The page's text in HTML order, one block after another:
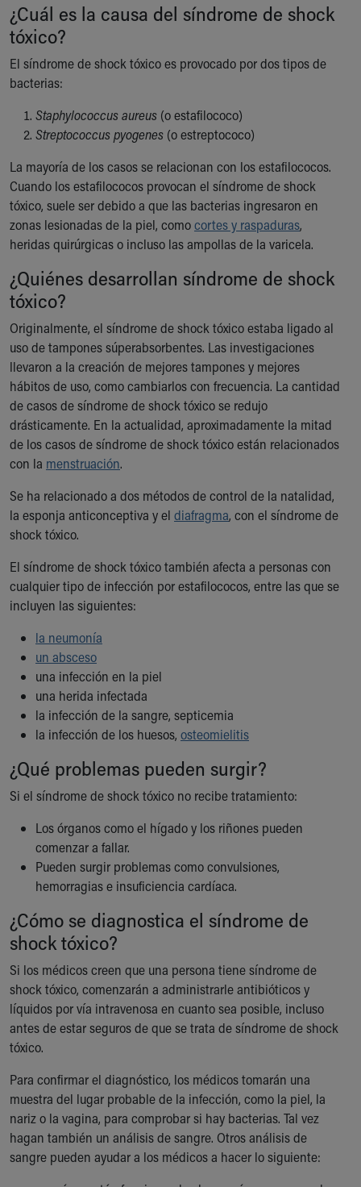
Your Visit
MyChart Telehealth Visits
Directions
Doggie Brigade
During Your Visit
Financial Services
Rest Accommodations
Visiting
Gift Shop
Department of Public Safety
Health Info
Health Information
Healthy Info, Healthy Kids
KidsHealth Topics
Family Library
Educational Resources
Injury Prevention
Medical Records
Symptom Checker
Skip to main content
¿Cuál es la causa del síndrome de shock
tóxico?
El síndrome de shock tóxico es provocado por dos tipos de
bacterias:
Staphylococcus aureus (o estafilococo)
Streptococcus pyogenes (o estreptococo)
La mayoría de los casos se relacionan con los estafilococos.
Cuando los estafilococos provocan el síndrome de shock
tóxico, suele ser debido a que las bacterias ingresaron en
zonas lesionadas de la piel, comocortes y raspaduras,
heridas quirúrgicas o incluso las ampollas de la varicela.
¿Quiénes desarrollan síndrome de shock
tóxico?
Originalmente, el síndrome de shock tóxico estaba ligado al
uso de tampones súperabsorbentes. Las investigaciones
llevaron a la creación de mejores tampones y mejores
hábitos de uso, como cambiarlos con frecuencia. La cantidad
de casos de síndrome de shock tóxico se redujo
drásticamente. En la actualidad, aproximadamente la mitad
de los casos de síndrome de shock tóxico están relacionados
con la menstruación.
Se ha relacionado a dos métodos de control de la natalidad,
la esponja anticonceptiva y el diafragma, con el síndrome de
shock tóxico.
El síndrome de shock tóxico también afecta a personas con
cualquier tipo de infección por estafilococos, entre las que se
incluyen las siguientes:
la neumonía
un absceso
una infección en la piel
una herida infectada
la infección de la sangre, septicemia
la infección de los huesos, osteomielitis
¿Qué problemas pueden surgir?
Si el síndrome de shock tóxico no recibe tratamiento:
Los órganos como el hígado y los riñones pueden
comenzar a fallar.
Pueden surgir problemas como convulsiones,
hemorragias e insuficiencia cardíaca.
¿Cómo se diagnostica el síndrome de
shock tóxico?
Si los médicos creen que una persona tiene síndrome de
shock tóxico, comenzarán a administrarle antibióticos y
líquidos por vía intravenosa en cuanto sea posible, incluso
antes de estar seguros de que se trata de síndrome de shock
tóxico.
Para confirmar el diagnóstico, los médicos tomarán una
muestra del lugar probable de la infección, como la piel, la
nariz o la vagina, para comprobar si hay bacterias. Tal vez
hagan también un análisis de sangre. Otros análisis de
sangre pueden ayudar a los médicos a hacer lo siguiente: